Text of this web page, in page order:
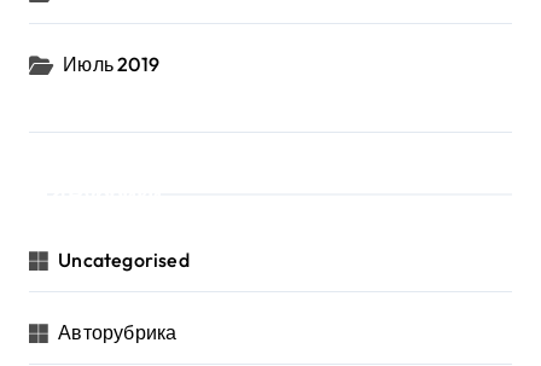
Июль 2019
Uncategorised
Авторубрика